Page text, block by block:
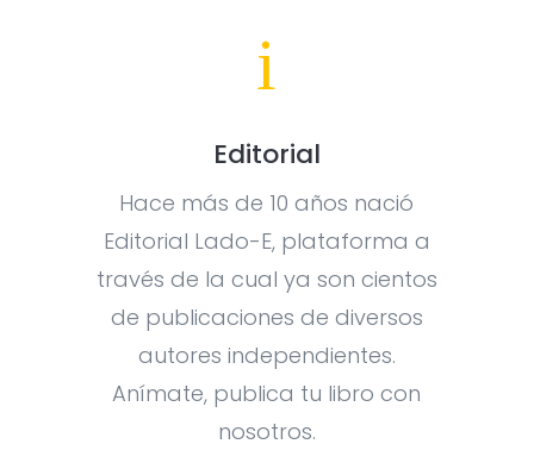
i
Editorial
Hace más de 10 años nació
Editorial Lado-E, plataforma a
través de la cual ya son cientos
de publicaciones de diversos
autores independientes.
Anímate, publica tu libro con
nosotros.